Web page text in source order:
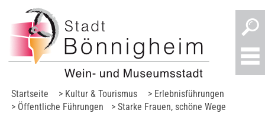
Startseite > Kultur & Tourismus
> Erlebnisführungen
> Öffentliche Führungen
> Starke Frauen, schöne Wege